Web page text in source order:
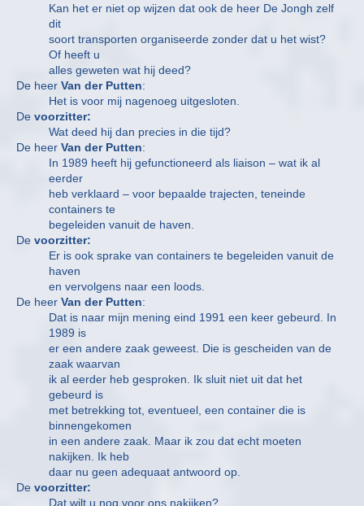
Kan het er niet op wijzen dat ook de heer De Jongh zelf
dit
soort transporten organiseerde zonder dat u het wist?
Of heeft u
alles geweten wat hij deed?
De heer Van der Putten:
Het is voor mij nagenoeg uitgesloten.
De voorzitter:
Wat deed hij dan precies in die tijd?
De heer Van der Putten:
In 1989 heeft hij gefunctioneerd als liaison – wat ik al
eerder
heb verklaard – voor bepaalde trajecten, teneinde
containers te
begeleiden vanuit de haven.
De voorzitter:
Er is ook sprake van containers te begeleiden vanuit de
haven
en vervolgens naar een loods.
De heer Van der Putten:
Dat is naar mijn mening eind 1991 een keer gebeurd. In
1989 is
er een andere zaak geweest. Die is gescheiden van de
zaak waarvan
ik al eerder heb gesproken. Ik sluit niet uit dat het
gebeurd is
met betrekking tot, eventueel, een container die is
binnengekomen
in een andere zaak. Maar ik zou dat echt moeten
nakijken. Ik heb
daar nu geen adequaat antwoord op.
De voorzitter:
Dat wilt u nog voor ons nakijken?